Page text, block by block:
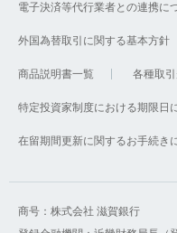
電子決済等代行業者との連携に
外国為替取引に関する基本方針
商品説明書一覧 各種取
特定投資家制度における期限日
在留期間更新に関するお手続き
商号：株式会社 滋賀銀行